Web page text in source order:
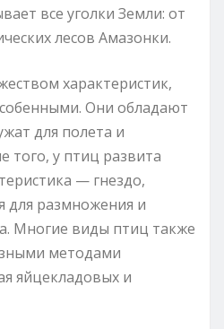
все уголки Земли: от
лесов Амазонки.
характеристик,
Они обладают
для полета и
того, у птиц развита
— гнездо,
для размножения и
Многие виды птиц также
методами
яйцекладовых и